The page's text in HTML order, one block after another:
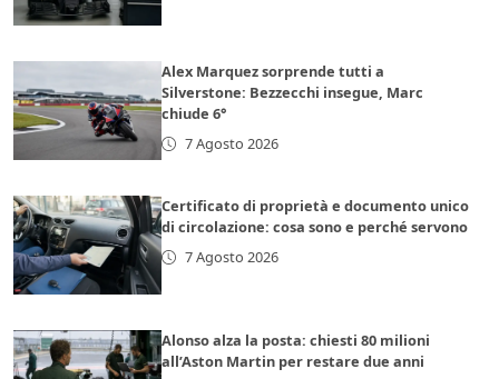
Alex Marquez sorprende tutti a
Silverstone: Bezzecchi insegue, Marc
chiude 6°
7 Agosto 2026
Certificato di proprietà e documento unico
di circolazione: cosa sono e perché servono
7 Agosto 2026
Alonso alza la posta: chiesti 80 milioni
all’Aston Martin per restare due anni